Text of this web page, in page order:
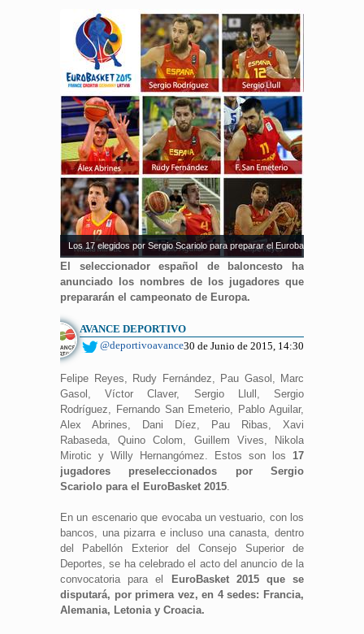
Los 17 elegidos por Sergio Scariolo para preparar el Eurobasket. Fuente:
El seleccionador español de baloncesto ha
anunciado los nombres de los jugadores que
prepararán el campeonato de Europa.
AVANCE DEPORTIVO
@deportivoavance30 de Junio de 2015, 14:30
Felipe Reyes, Rudy Fernández, Pau Gasol, Marc
Gasol, Víctor Claver, Sergio Llull, Sergio
Rodríguez, Fernando San Emeterio, Pablo Aguilar,
Alex Abrines, Dani Díez, Pau Ribas, Xavi
Rabaseda, Quino Colom, Guillem Vives, Nikola
Mirotic y Willy Hernangómez. Estos son los 17
jugadores preseleccionados por Sergio
Scariolo para el EuroBasket 2015.
En un escenario que evocaba un vestuario, con los
bancos, una pizarra e incluso una canasta, dentro
del Pabellón Exterior del Consejo Superior de
Deportes, se ha celebrado el acto del anuncio de la
convocatoria para el
EuroBasket 2015 que se
disputará, por primera vez, en 4 sedes: Francia,
Alemania, Letonia y Croacia.